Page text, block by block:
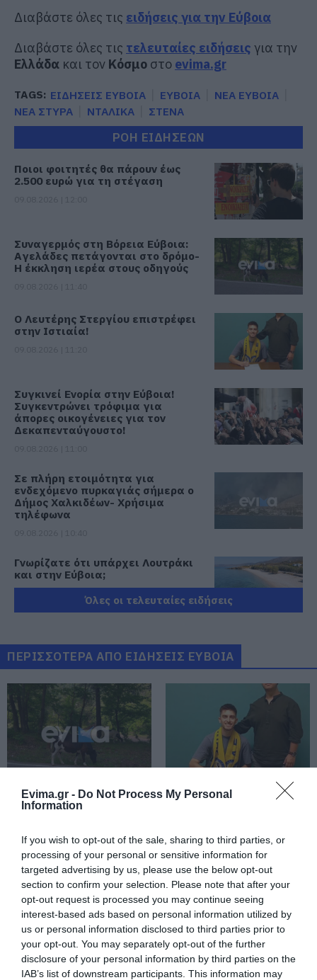
Evima.gr - Do Not Process My Personal
Information
If you wish to opt-out of the sale, sharing to third parties, or
processing of your personal or sensitive information for
targeted advertising by us, please use the below opt-out
section to confirm your selection. Please note that after your
opt-out request is processed you may continue seeing
interest-based ads based on personal information utilized by
us or personal information disclosed to third parties prior to
your opt-out. You may separately opt-out of the further
disclosure of your personal information by third parties on the
IAB’s list of downstream participants. This information may
Διαβάστε όλες τις ειδήσεις για την Εύβοια
Διαβάστε όλες τις τελευταίες ειδήσεις για την
Ελλάδα και τον Κόσμο στο evima.gr
TAGS: ΕΙΔΗΣΕΙΣ ΕΥΒΟΙΑ ΕΥΒΟΙΑ
ΝΕΑ ΕΥΒΟΙΑ
ΝΕΑ ΣΤΥΡΑ
ΝΤΑΛΙΚΑ ΣΤΕΝΑ
ΡΟΗ ΕΙΔΗΣΕΩΝ
Ποιοι φοιτητές θα πάρουν έως
2.500 ευρώ για τη στέγαση
Συναγερμός στη Βόρεια Εύβοια:
Αγελάδες πετάγονται στο δρόμο-
Η έκκληση ιερέα στους οδηγούς
Ο Λευτέρης Στεργίου επιστρέφει
στην Ιστιαία!
Συγκινεί Ενορία στην Εύβοια!
Συγκεντρώνει τρόφιμα για
άπορες οικογένειες για τον
Δεκαπενταύγουστο!
Σε πλήρη ετοιμότητα για
ενδεχόμενο πυρκαγιάς σήμερα ο
Δήμος Χαλκιδέων- Χρήσιμα
τηλέφωνα
Γνωρίζατε ότι υπάρχει Λουτράκι
και στην Εύβοια;
Εύβοια με γνωστό καλλιτέχνη του
βιολιού!
Χωρίς ρεύμα σήμερα Κυριακή 9,
Αυγούστου πολλές περιοχές στην
Εύβοια
09.08.2026 | 09:40
Σε αυτή την Ενορία του Οσίου
Ιωάννη του Ρώσσου λειτούργησε
χθες ο Μητροπολίτης Χαλκίδος
Νότια Εύβοια: Μεγάλο Beach Party
σήμερα στη Γαλάζια Λίμνη! Εσύ θα
λείπεις;
09.08.2026 | 09:00
Εορτολόγιο: Ποιοι γιορτάζουν
σήμερα, Κυριακή 9 Αυγούστου
09.08.2026 | 08:40
Όλες οι τελευταίες ειδήσεις
ΠΕΡΙΣΣΟΤΕΡΑ ΑΠΟ ΕΙΔΗΣΕΙΣ ΕΥΒΟΙΑ
Συναγερμός στη
στο δρόμο- Η έκκληση
ιερέα στους οδηγούς
Ο Λευτέρης Στεργίου